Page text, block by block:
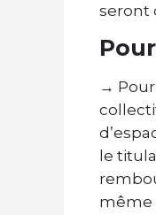
seront
→
le
même